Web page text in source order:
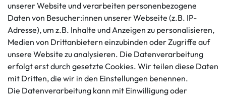
Kundenservice
+49 421 596586
Mo. - Fr. 9 - 16 Uhr
info@gameworld.de
Kontaktformular
Rechtliches
AGB
Impressum
Datenschutzerklärung
Barrierefreiheitserklärung
Widerrufs­recht
Vertrag widerrufen
unserer Website und verarbeiten personenbezogene
Daten von Besucher:innen unserer Webseite (z.B. IP-
Adresse), um z.B. Inhalte und Anzeigen zu personalisieren,
Medien von Drittanbietern einzubinden oder Zugriffe auf
unsere Website zu analysieren. Die Datenverarbeitung
erfolgt erst durch gesetzte Cookies. Wir teilen diese Daten
mit Dritten, die wir in den Einstellungen benennen.
Die Datenverarbeitung kann mit Einwilligung oder